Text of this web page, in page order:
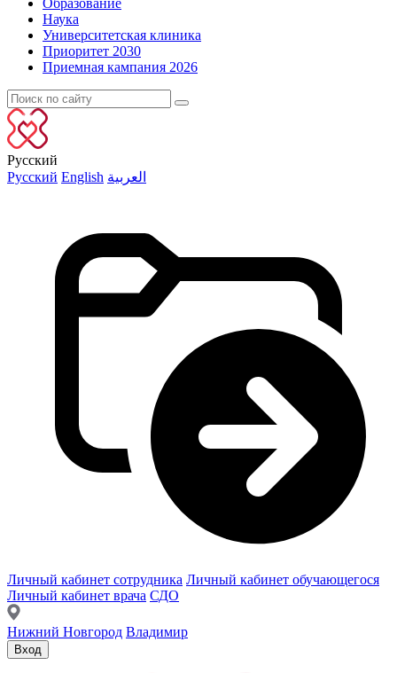
Наука
Университетская клиника
Приоритет 2030
Приемная кампания 2026
Русский
Русский English العربية
Личный кабинет сотрудника Личный кабинет обучающегося
Личный кабинет врача СДО
Нижний Новгород Владимир
Вход